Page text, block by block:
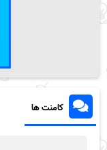
کامنت ها